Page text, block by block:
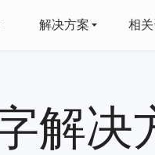
解决方案 相
解决